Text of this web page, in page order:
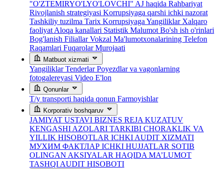
"O'ZTEMIRYO'LYO'LOVCHI" AJ haqida Rahbariyat
Rivojlanish strategiyasi Korrupsiyaga qarshi ichki nazorat
Tashkiliy tuzilma Tarix Korrupsiyaga Yangiliklar Xalqaro
faoliyat Aloqa kanallari Statistik Malumot Bo'sh ish o'rinlari
Bog'lanish FiliallarVokzal Ma'lumotxonalarining Telefon
Raqamlari Fuqarolar Murojaati
Matbuot xizmati
YangiliklarTenderlarPoyezdlar va vagonlarning
fotogalereyasi Video E'lon
Qonunlar
T/y transporti haqida qonun Farmoyishlar
Korporativ boshqaruv
JAMIYAT USTAVI BIZNES REJA KUZATUV
KENGASHI AZOLARI TARKIBI CHORAKLIK VA
YILLIK HISOBOTLAR ICHKI AUDIT XIZMATI
МУХИМ ФАКТЛАР ICHKI HUJJATLAR SOTIB
OLINGAN AKSIYALAR HAQIDA MA’LUMOT
TASHQI AUDIT HISOBOTI